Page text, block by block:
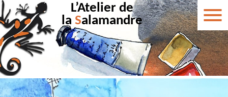
L’Atelier de
la Salamandre